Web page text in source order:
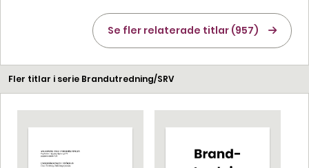
Se fler relaterade titlar (957)
Fler titlar i serie Brandutredning/SRV